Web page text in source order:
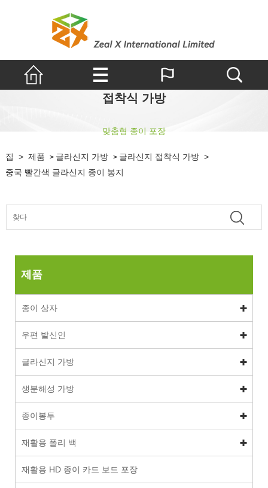
접착식 가방
맞춤형 종이 포장
집 > 제품 > 글라신지 가방 > 글라신지 접착식 가방 >
중국 빨간색 글라신지 종이 봉지
제품
종이 상자
우편 발신인
글라신지 가방
생분해성 가방
종이봉투
재활용 폴리 백
재활용 HD 종이 카드 보드 포장